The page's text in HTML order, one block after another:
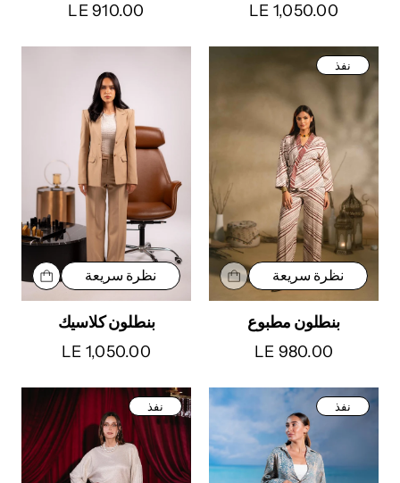
LE 1,050.00
LE 910.00
نفذ
نظرة سريعة
بنطلون مطبوع
LE 980.00
نظرة سريعة
بنطلون كلاسيك
LE 1,050.00
نفذ نفذ